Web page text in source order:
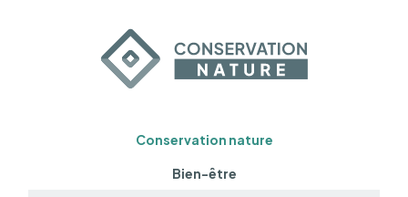
Conservation nature
Bien-être